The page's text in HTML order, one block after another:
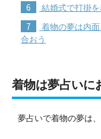
6 結婚式で打掛
7
着物の夢は内
合おう
着物は夢占いに
夢占いで着物の夢は